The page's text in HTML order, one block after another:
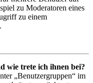
zu Moderatoren eines
zu einem
wie trete ich ihnen bei?
„Benutzergruppen“ im